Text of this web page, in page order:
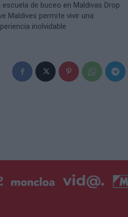
escuela de buceo en Maldivas Drop
Maldives permite vivir una
inolvidable